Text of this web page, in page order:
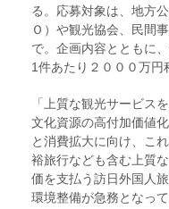
る。応募対象は、地方
Ｏ）や観光協会、民間
で。企画内容とともに
1件あたり２０００万円
「上質な観光サービス
文化資源の高付加価値
と消費拡大に向け、こ
裕旅行なども含む上質
価を支払う訪日外国人
環境整備が急務となって